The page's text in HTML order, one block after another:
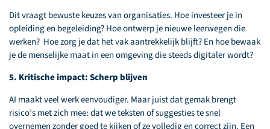
Dit vraagt bewuste keuzes van organisaties. Hoe investeer je in
opleiding en begeleiding? Hoe ontwerp je nieuwe leerwegen die
werken? Hoe zorg je dat het vak aantrekkelijk blijft? En hoe bewaak
je de menselijke maat in een omgeving die steeds digitaler wordt?
5. Kritische impact: Scherp blijven
AI maakt veel werk eenvoudiger. Maar juist dat gemak brengt
risico’s met zich mee: dat we teksten of suggesties te snel
overnemen zonder goed te kijken of ze volledig en correct zijn. Een